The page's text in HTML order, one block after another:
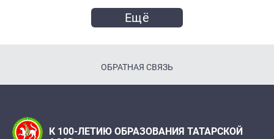
Ещё
ОБРАТНАЯ СВЯЗЬ
К 100-ЛЕТИЮ ОБРАЗОВАНИЯ ТАТАРСКОЙ